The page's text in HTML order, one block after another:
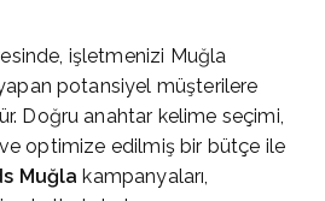
işletmenizi Muğla
potansiyel müşterilere
Doğru anahtar kelime seçimi,
optimize edilmiş bir bütçe ile
Muğla kampanyaları,